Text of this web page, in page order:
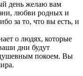
день желаю вам
любви родных и
за то, что вы есть, и
о людях, которые
дни будут
покоем. Вы